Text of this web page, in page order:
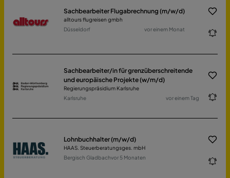
Sachbearbeiter Flugabrechnung (m/w/d)
alltours flugreisen gmbh
Düsseldorf
vor einem Monat
Sachbearbeiter/in für grenzüberschreitende
und europäische Projekte (w/m/d)
Regierungspräsidium Karlsruhe
Karlsruhe
vor einem Tag
Lohnbuchhalter (m/w/d)
HAAS. Steuerberatungsges. mbH
Bergisch Gladbachvor 5 Monaten